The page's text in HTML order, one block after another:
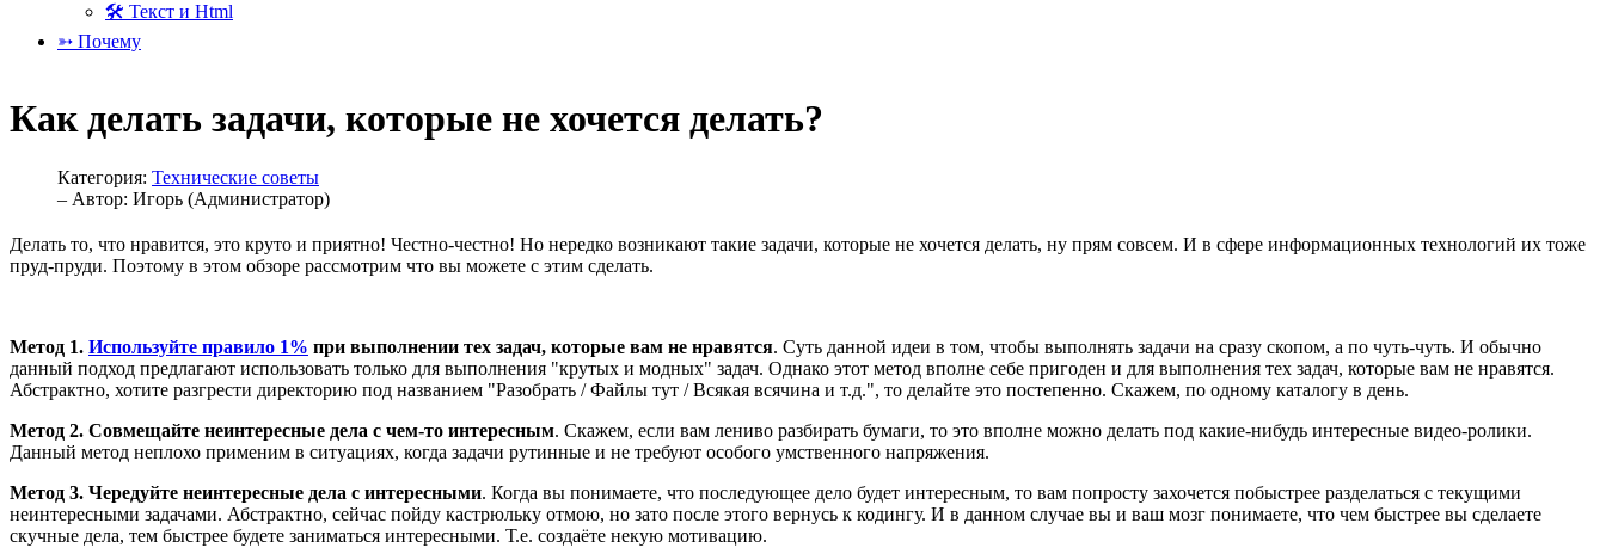
🛠 Текст и Html
➳ Почему
Как делать задачи, которые не хочется делать?
Категория: Технические советы
– Автор: Игорь (Администратор)
Делать то, что нравится, это круто и приятно! Честно-честно! Но нередко возникают такие задачи, которые не хочется делать, ну прям совсем. И в сфере информационных технологий их тоже
пруд-пруди. Поэтому в этом обзоре рассмотрим что вы можете с этим сделать.
Метод 1. Используйте правило 1% при выполнении тех задач, которые вам не нравятся. Суть данной идеи в том, чтобы выполнять задачи на сразу скопом, а по чуть-чуть. И обычно
данный подход предлагают использовать только для выполнения "крутых и модных" задач. Однако этот метод вполне себе пригоден и для выполнения тех задач, которые вам не нравятся.
Абстрактно, хотите разгрести директорию под названием "Разобрать / Файлы тут / Всякая всячина и т.д.", то делайте это постепенно. Скажем, по одному каталогу в день.
Метод 2. Совмещайте неинтересные дела с чем-то интересным. Скажем, если вам лениво разбирать бумаги, то это вполне можно делать под какие-нибудь интересные видео-ролики.
Данный метод неплохо применим в ситуациях, когда задачи рутинные и не требуют особого умственного напряжения.
Метод 3. Чередуйте неинтересные дела с интересными. Когда вы понимаете, что последующее дело будет интересным, то вам попросту захочется побыстрее разделаться с текущими
неинтересными задачами. Абстрактно, сейчас пойду кастрюльку отмою, но зато после этого вернусь к кодингу. И в данном случае вы и ваш мозг понимаете, что чем быстрее вы сделаете
скучные дела, тем быстрее будете заниматься интересными. Т.е. создаёте некую мотивацию.